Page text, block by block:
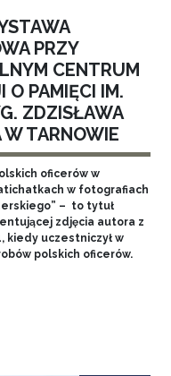
PRZY
CENTRUM
O PAMIĘCI IM.
ZDZISŁAWA
W TARNOWIE
oficerów w
w fotografiach
– to tytuł
zdjęcia autora z
kiedy uczestniczył w
polskich oficerów.